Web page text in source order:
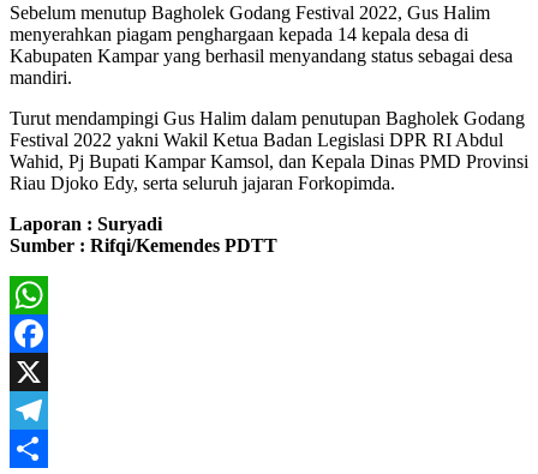
Sebelum menutup Bagholek Godang Festival 2022, Gus Halim
menyerahkan piagam penghargaan kepada 14 kepala desa di
Kabupaten Kampar yang berhasil menyandang status sebagai desa
mandiri.
Turut mendampingi Gus Halim dalam penutupan Bagholek Godang
Festival 2022 yakni Wakil Ketua Badan Legislasi DPR RI Abdul
Wahid, Pj Bupati Kampar Kamsol, dan Kepala Dinas PMD Provinsi
Riau Djoko Edy, serta seluruh jajaran Forkopimda.
Laporan : Suryadi
Sumber : Rifqi/Kemendes PDTT
WhatsApp
Facebook
X
Telegram